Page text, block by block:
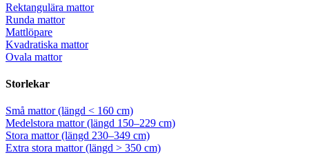
Rektangulära mattor
Runda mattor
Mattlöpare
Kvadratiska mattor
Ovala mattor
Storlekar
Små mattor (längd < 160 cm)
Medelstora mattor (längd 150–229 cm)
Stora mattor (längd 230–349 cm)
Extra stora mattor (längd > 350 cm)